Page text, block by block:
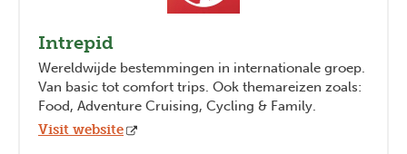
Intrepid
Wereldwijde bestemmingen in internationale groep.
Van basic tot comfort trips. Ook themareizen zoals:
Food, Adventure Cruising, Cycling & Family.
Visit website